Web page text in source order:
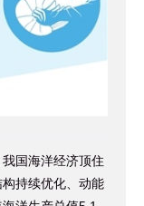
国海洋经济顶住
持续优化、动能